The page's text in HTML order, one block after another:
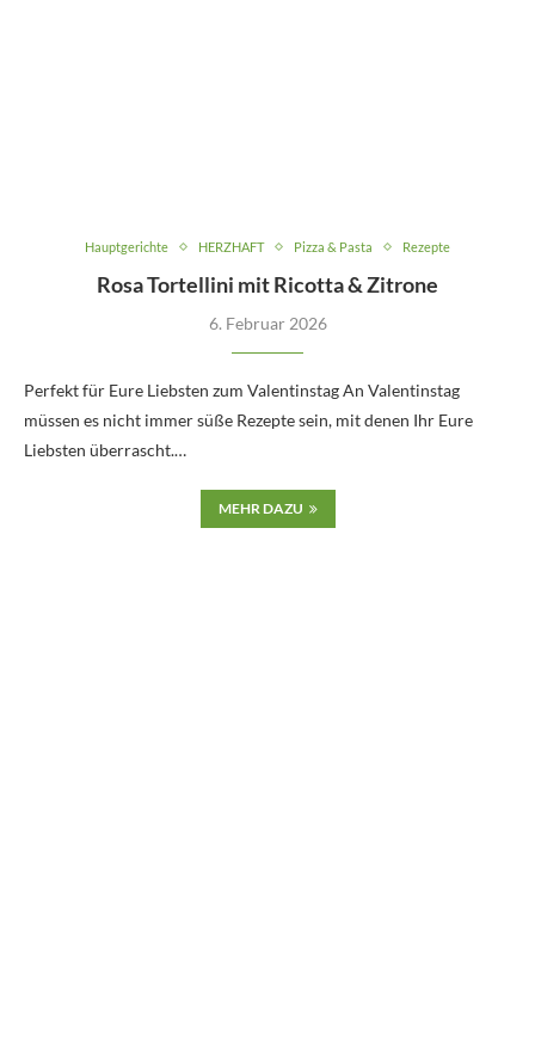
Hauptgerichte HERZHAFT Pizza & Pasta Rezepte
Rosa Tortellini mit Ricotta & Zitrone
6. Februar 2026
Perfekt für Eure Liebsten zum Valentinstag An Valentinstag
müssen es nicht immer süße Rezepte sein, mit denen Ihr Eure
Liebsten überrascht.…
MEHR DAZU